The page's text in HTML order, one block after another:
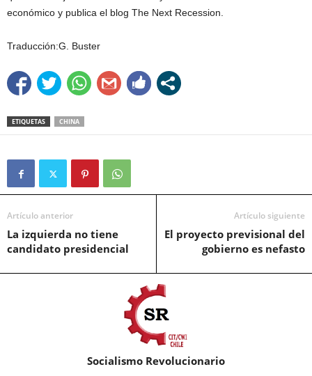
económico y publica el blog The Next Recession.
Traducción:G. Buster
ETIQUETAS CHINA
Artículo anterior
La izquierda no tiene
candidato presidencial
Artículo siguiente
El proyecto previsional del
gobierno es nefasto
Socialismo Revolucionario